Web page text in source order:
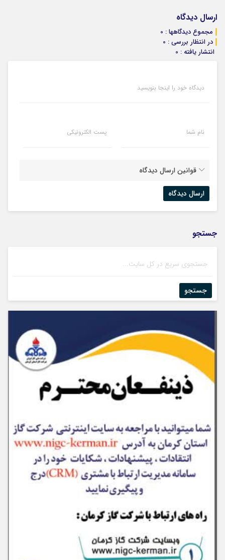
ارسال دیدگاه
مجموع دیدگاهها : 0
در انتظار بررسی : 0
انتشار یافته : 0
دیدگاه خود را اینجا بنویسید
نام شما پست الکترونیکی
قوانین ارسال دیدگاه
جستجو
جستجو